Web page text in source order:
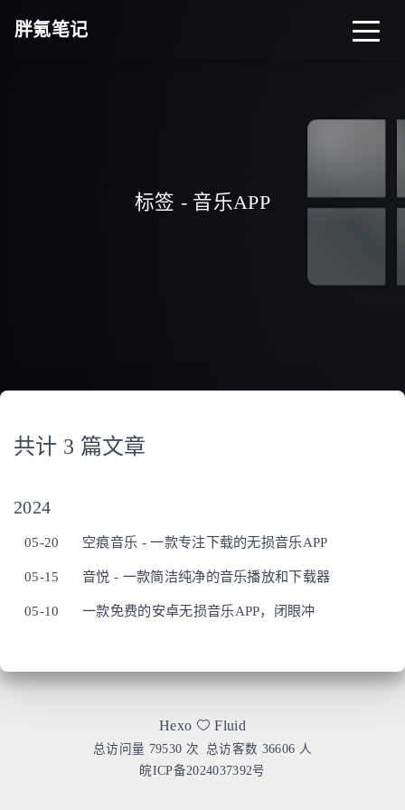
胖氪笔记
关于 导航
标签 - 音乐APP
共计 3 篇文章
2024
05-20 空痕音乐 - 一款专注下载的无损音乐APP
05-15 音悦 - 一款简洁纯净的音乐播放和下载器
05-10 一款免费的安卓无损音乐APP，闭眼冲
Hexo Fluid
总访问量 79530 次 总访客数 36606 人
皖ICP备2024037392号